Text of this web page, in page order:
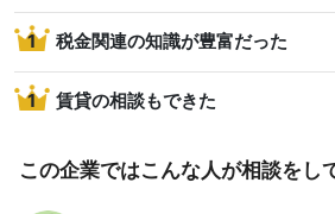
1 税金関連の知識が豊富だった
1 賃貸の相談もできた
この企業ではこんな人が相談をし